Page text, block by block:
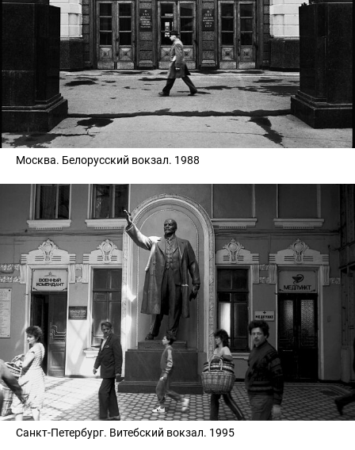
Москва. Белорусский вокзал. 1988
Санкт-Петербург. Витебский вокзал. 1995